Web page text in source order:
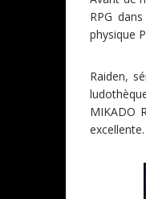
RPG
physique
Raiden,
MIKADO
excellente.